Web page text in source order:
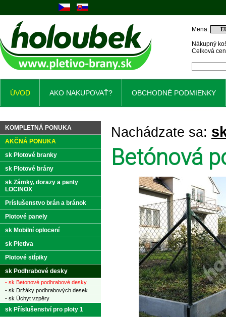
Nachádzate sa:
Betónová
KOMPLETNÁ PONUKA
AKČNÁ PONUKA
sk Plotové branky
sk Plotové brány
sk Zámky, dorazy a panty
LOCINOX
Príslušenstvo brán a bránok
Plotové panely
sk Mobilní oplocení
sk Pletiva
Plotové stĺpiky
sk Podhrabové desky
- sk Betonové podhrabové desky
- sk Držáky podhrabových desek
- sk Úchyt vzpěry
sk Příslušenství pro ploty 1
Nákupný
Celková
Mena:
ÚVOD AKO NAKUPOVAŤ? OBCHODNÉ PODMIENKY